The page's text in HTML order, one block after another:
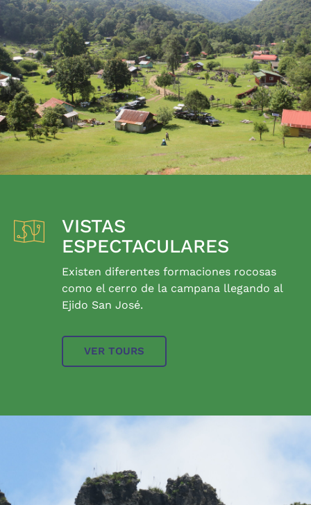
VISTAS
ESPECTACULARES
Existen diferentes formaciones rocosas
como el cerro de la campana llegando al
Ejido San José.
VER TOURS